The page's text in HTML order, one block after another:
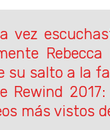
vez
su salto a la
Rewind
más vistos